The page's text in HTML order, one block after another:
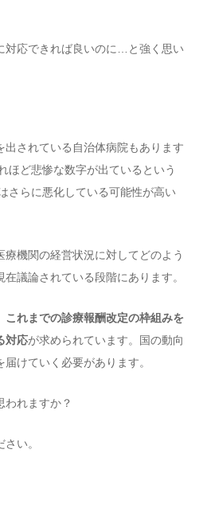
対応できれば良いのに…と強く思い
出されている自治体病院もあります
ほど悲惨な数字が出ているという
さらに悪化している可能性が高い
療機関の経営状況に対してどのよう
議論されている段階にあります。
これまでの診療報酬改定の枠組みを
対応が求められています。国の動向
けていく必要があります。
われますか？
い。